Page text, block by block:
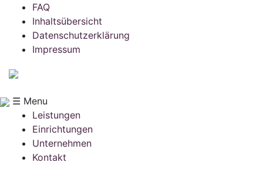
FAQ
Inhaltsübersicht
Datenschutzerklärung
Impressum
☰ Menu
Leistungen
Einrichtungen
Unternehmen
Kontakt